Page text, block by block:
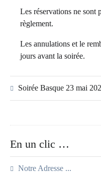
Les réservations ne sont
règlement.
Les annulations et le
jours avant la soirée.
Soirée Basque 23 mai
En un clic …
Notre Adresse ...